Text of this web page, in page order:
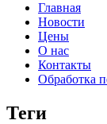
Главная
Новости
Цены
О нас
Контакты
Обработка
Теги